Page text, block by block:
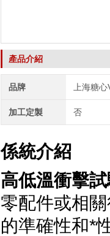
產品介紹
品牌 上海糖
加工定製 否
係統介紹
高低溫衝擊
零配件或相關
的準確性和*